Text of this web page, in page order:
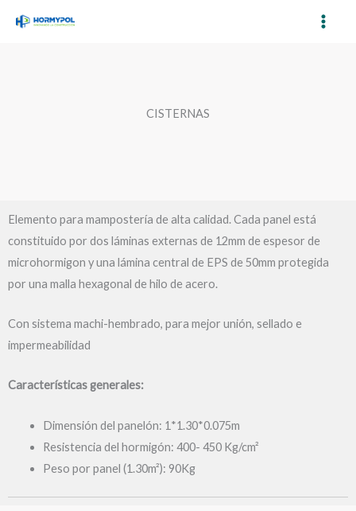
CISTERNAS
Elemento para mampostería de alta calidad. Cada panel está
constituido por dos láminas externas de 12mm de espesor de
microhormigon y una lámina central de EPS de 50mm protegida
por una malla hexagonal de hilo de acero.
Con sistema machi-hembrado, para mejor unión, sellado e
impermeabilidad
Características generales:
Dimensión del panelón: 1*1.30*0.075m
Resistencia del hormigón: 400- 450 Kg/cm²
Peso por panel (1.30m²): 90Kg